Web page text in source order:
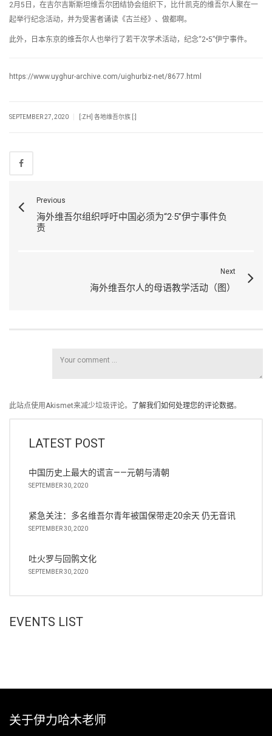
2月5日，在吉尔吉斯斯坦维吾尔团结协会组织下，比什凯克的维吾尔人聚在一
起举行纪念活动，并为受害者诵读《古兰经》、做都啊。
此外，日本东京的维吾尔人也举行了若干次学术活动，纪念“2•5”伊宁事件。
https://www.uyghur-archive.com/uighurbiz-net/8677.html
SEPTEMBER 27, 2020 [:ZH] 各地维吾尔族 [:]
Previous
海外维吾尔组织呼吁中国必须为“2·5”伊宁事件负
责
Next
海外维吾尔人的母语教学活动（图）
此站点使用Akismet来减少垃圾评论。 了解我们如何处理您的评论数据。
LATEST POST
中国历史上最大的谎言——元朝与清朝
SEPTEMBER 30, 2020
紧急关注：多名维吾尔青年被国保带走20余天 仍无音讯
SEPTEMBER 30, 2020
吐火罗与回鹘文化
SEPTEMBER 30, 2020
EVENTS LIST
关于伊力哈木老师